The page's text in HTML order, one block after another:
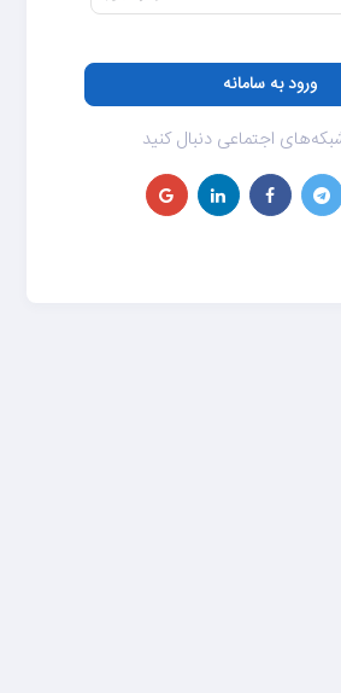
اجتماعی دنبال کنید